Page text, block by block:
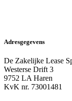
Adresgegevens
De Zakelijke Lease
Westerse Drift 3
9752 LA Haren
KvK nr. 73001481